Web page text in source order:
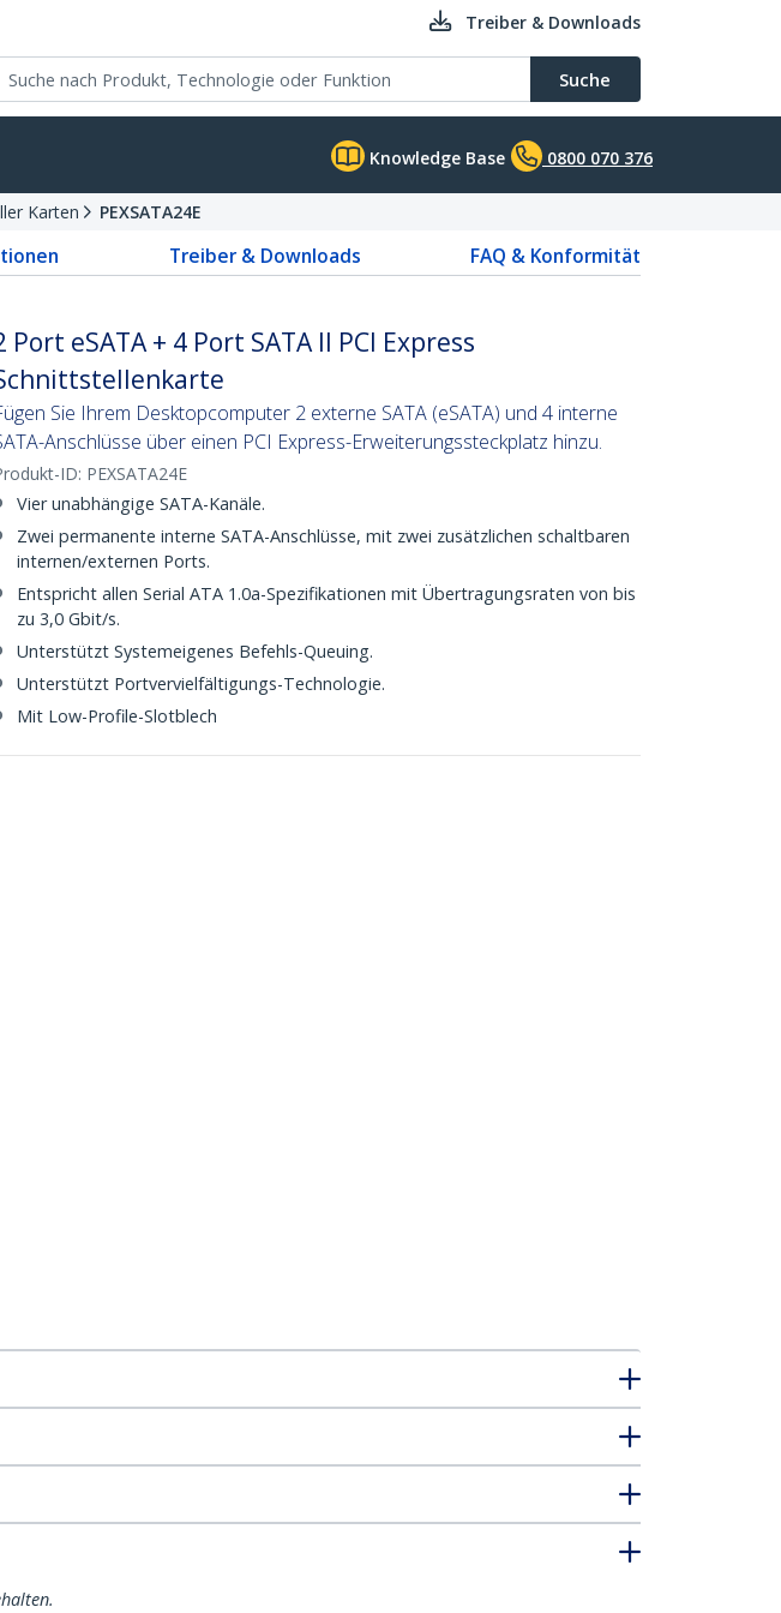
Treiber & Downloads
Suche
Knowledge Base 0800 070 376
Karten PEXSATA24E
Treiber & Downloads
FAQ & Konformität
Port eSATA + 4 Port SATA II PCI Express
Sie Ihrem Desktopcomputer 2 externe SATA (eSATA) und 4 interne
Anschlüsse über einen PCI Express-Erweiterungssteckplatz hinzu.
ID: PEXSATA24E
Vier unabhängige SATA-Kanäle.
Zwei permanente interne SATA-Anschlüsse, mit zwei zusätzlichen schaltbaren
internen/externen Ports.
Entspricht allen Serial ATA 1.0a-Spezifikationen mit Übertragungsraten von bis
zu 3,0 Gbit/s.
Unterstützt Systemeigenes Befehls-Queuing.
Unterstützt Portvervielfältigungs-Technologie.
Mit Low-Profile-Slotblech